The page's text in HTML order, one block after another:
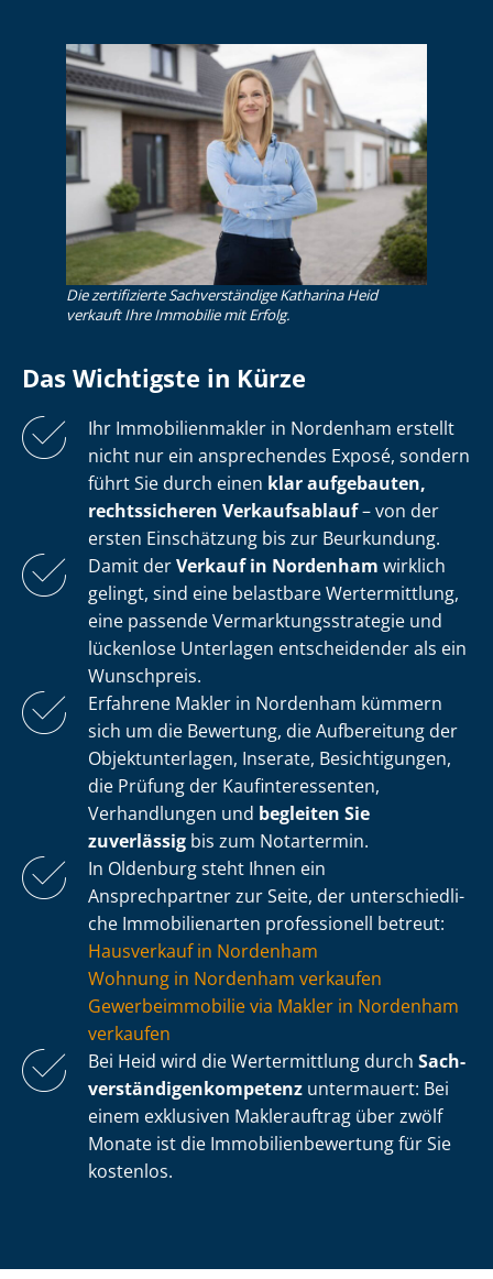
Die zertifizierte Sachverständige Katharina Heid
verkauft Ihre Immobilie mit Erfolg.
Das Wichtigste in Kürze
Ihr Im­mo­bi­li­en­mak­ler in Nordenham erstellt
nicht nur ein ansprechendes Exposé, sondern
führt Sie durch einen klar aufgebauten,
rechtssicheren Verkaufsablauf– von der
ersten Einschätzung bis zur Beurkundung.
Damit derVerkauf in Nordenham wirklich
gelingt, sind eine belastbare Wertermittlung,
eine passende Ver­mark­tungs­stra­te­gie und
lückenlose Unterlagen entscheidender als ein
Wunschpreis.
Erfahrene Makler in Nordenham kümmern
sich um die Bewertung, die Aufbereitung der
Ob­jekt­un­ter­la­gen, Inserate, Besichtigungen,
die Prüfung der Kauf­in­ter­es­sen­ten,
Verhandlungen und begleiten Sie
zuverlässig bis zum Notartermin.
In Oldenburg steht Ihnen ein
Ansprechpartner zur Seite, der un­ter­schied­li­
che Immobilienarten professionell betreut:
Hausverkauf in Nordenham
Wohnung in Nordenham verkaufen
Ge­wer­be­im­mo­bi­lie via Makler in Nordenham
verkaufen
Bei Heid wird die Wertermittlung durch Sach­
ver­stän­di­gen­kom­pe­tenz untermauert: Bei
einem exklusiven Maklerauftrag über zwölf
Monate ist die Im­mo­bi­li­en­be­wer­tung für Sie
kostenlos.